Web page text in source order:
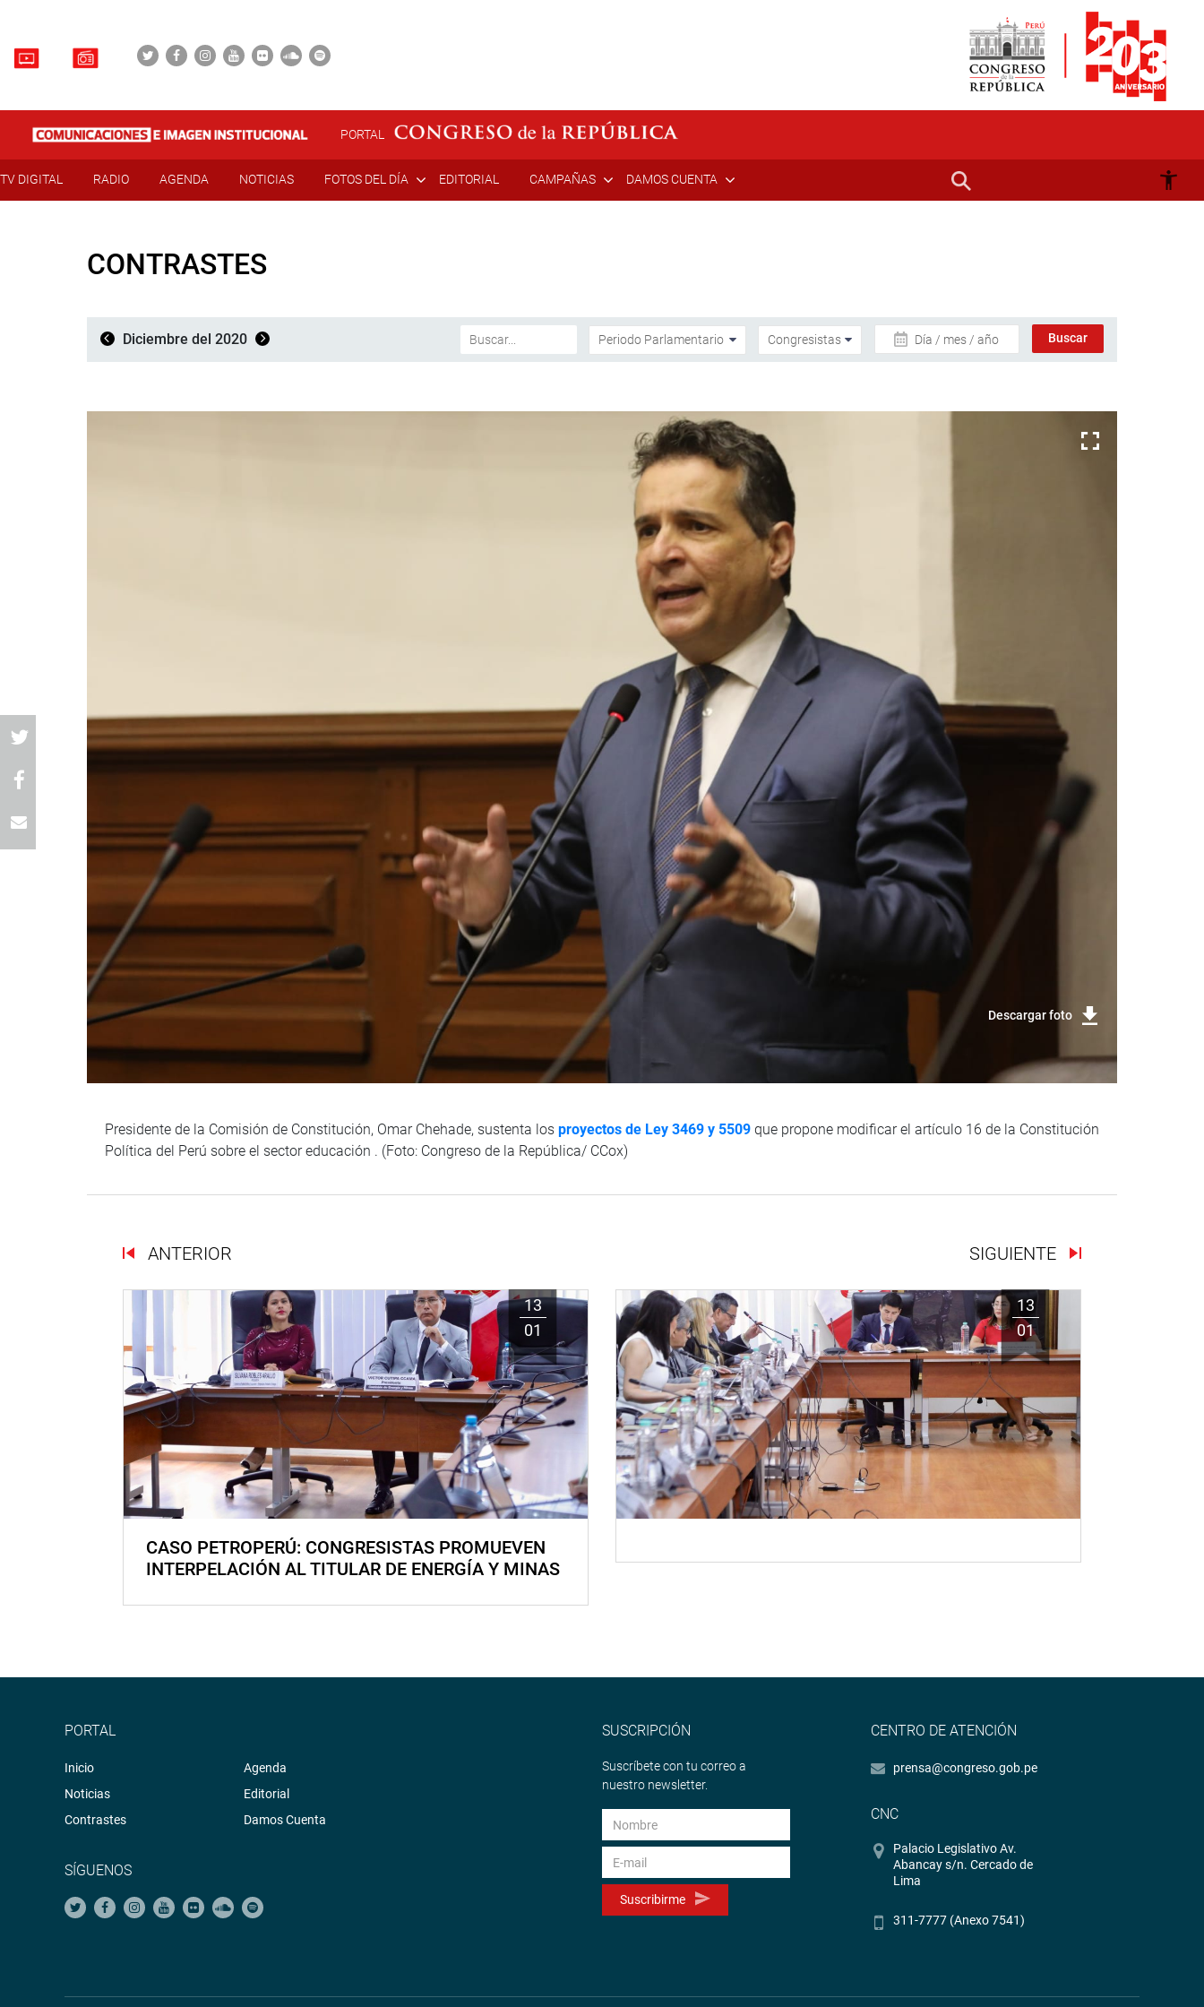
PORTAL
TV DIGITAL RADIO AGENDA NOTICIAS FOTOS DEL DÍA EDITORIAL CAMPAÑAS DAMOS CUENTA
CONTRASTES
Diciembre del 2020 Día / mes / año
Descargar foto
Presidente de la Comisión de Constitución, Omar Chehade, sustenta los proyectos de Ley 3469 y 5509 que propone modificar el artículo 16 de la Constitución
Política del Perú sobre el sector educación . (Foto: Congreso de la República/ CCox)
ANTERIOR SIGUIENTE
13
01
CASO PETROPERÚ: CONGRESISTAS PROMUEVEN
INTERPELACIÓN AL TITULAR DE ENERGÍA Y MINAS
13
01
PORTAL
Inicio
Noticias
Contrastes
Agenda
Editorial
Damos Cuenta
SÍGUENOS
SUSCRIPCIÓN
Suscríbete con tu correo a
nuestro newsletter.
Suscribirme
CENTRO DE ATENCIÓN
prensa@congreso.gob.pe
CNC
Palacio Legislativo Av.
Abancay s/n. Cercado de
Lima
311-7777 (Anexo 7541)